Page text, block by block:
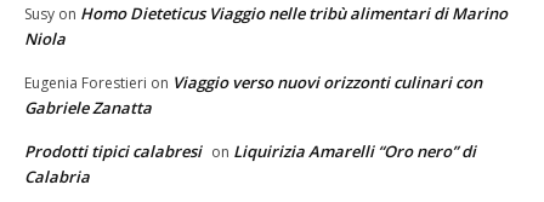
Susy on Homo Dieteticus Viaggio nelle tribù alimentari di Marino
Niola
Eugenia Forestieri on Viaggio verso nuovi orizzonti culinari con
Gabriele Zanatta
Prodotti tipici calabresi on Liquirizia Amarelli “Oro nero” di
Calabria